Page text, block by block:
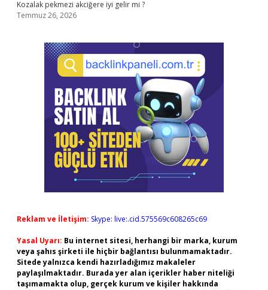
Kozalak pekmezi akciğere iyi gelir mi ?
Temmuz 26, 2026
Reklam ve İletişim: Skype: live:.cid.575569c608265c69
Yasal Uyarı: Bu internet sitesi, herhangi bir marka, kurum
veya şahıs şirketi ile hiçbir bağlantısı bulunmamaktadır.
Sitede yalnızca kendi hazırladığımız makaleler
paylaşılmaktadır. Burada yer alan içerikler haber niteliği
taşımamakta olup, gerçek kurum ve kişiler hakkında